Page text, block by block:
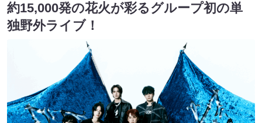
約15,000発の花火が彩るグループ初の単
独野外ライブ！